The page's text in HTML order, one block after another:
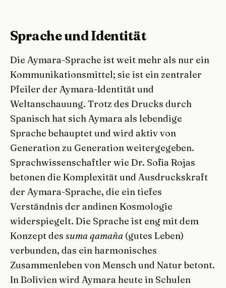
Sprache und Identität
Die Aymara-Sprache ist weit mehr als nur ein
Kommunikationsmittel; sie ist ein zentraler
Pfeiler der Aymara-Identität und
Weltanschauung. Trotz des Drucks durch
Spanisch hat sich Aymara als lebendige
Sprache behauptet und wird aktiv von
Generation zu Generation weitergegeben.
Sprachwissenschaftler wie Dr. Sofia Rojas
betonen die Komplexität und Ausdruckskraft
der Aymara-Sprache, die ein tiefes
Verständnis der andinen Kosmologie
widerspiegelt. Die Sprache ist eng mit dem
Konzept des suma qamaña (gutes Leben)
verbunden, das ein harmonisches
Zusammenleben von Mensch und Natur betont.
In Bolivien wird Aymara heute in Schulen